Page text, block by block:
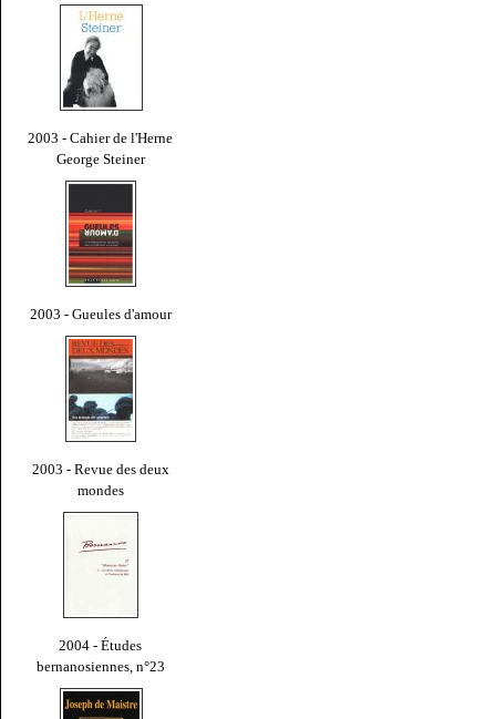
2003 - Cahier de l'Herne
George Steiner
2003 - Gueules d'amour
2003 - Revue des deux
mondes
2004 - Études
bernanosiennes, n°23